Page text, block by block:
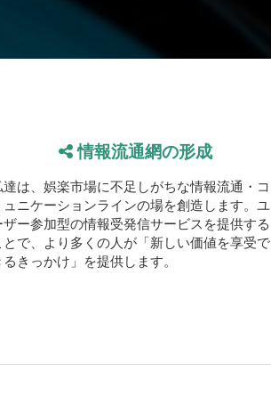
情報流通網の形成
達は、娯楽市場に不足しがちな情報流通・コ
ュニケーションラインの場を創造します。ユ
ザー参加型の情報受発信サービスを提供する
とで、より多くの人が「新しい価値を享受で
るきっかけ」を提供します。